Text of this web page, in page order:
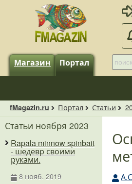
Магазин Портал
fMagazin.ru Портал Статьи
Статьи ноября 2023
Rapala minnow spinbait
- шедевр своими
руками.
8 нояб. 2019